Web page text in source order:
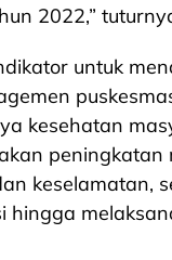
2022,”
untuk
kesehatan
peningkatan
keselamatan,